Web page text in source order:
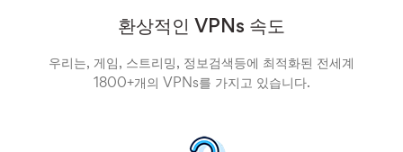
환상적인 VPNs 속도
우리는, 게임, 스트리밍, 정보검색등에 최적화된 전세계
1800+개의 VPNs를 가지고 있습니다.